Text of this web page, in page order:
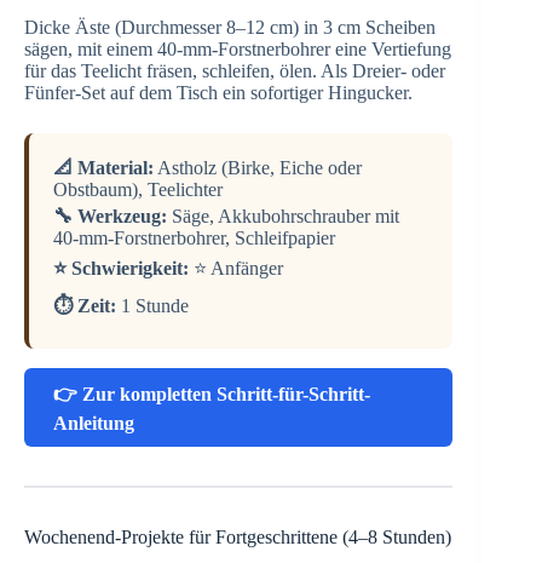
Dicke Äste (Durchmesser 8–12 cm) in 3 cm Scheiben
sägen, mit einem 40-mm-Forstnerbohrer eine Vertiefung
für das Teelicht fräsen, schleifen, ölen. Als Dreier- oder
Fünfer-Set auf dem Tisch ein sofortiger Hingucker.
📐 Material: Astholz (Birke, Eiche oder
Obstbaum), Teelichter
🔧 Werkzeug: Säge, Akkubohrschrauber mit
40-mm-Forstnerbohrer, Schleifpapier
⭐ Schwierigkeit: ⭐ Anfänger
⏱️ Zeit: 1 Stunde
👉 Zur kompletten Schritt-für-Schritt-
Anleitung
Wochenend-Projekte für Fortgeschrittene (4–8 Stunden)